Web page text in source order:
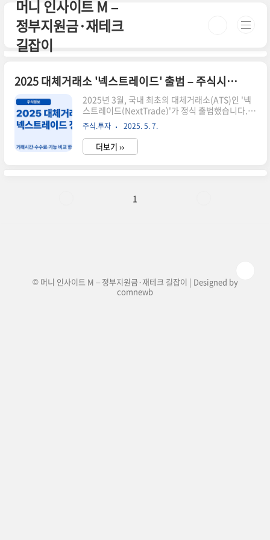
본문 바로가기
머니 인사이트 M –
정부지원금·재테크
길잡이
2025 대체거래소 '넥스트레이드' 출범 – 주식시장에 불어올 변화
2025년 3월, 국내 최초의 대체거래소(ATS)인 '넥
스트레이드(NextTrade)'가 정식 출범했습니다.
기존의 한국거래소(KRX) 중심의 시장에 새로운 경
쟁자가 등장한 것이죠. 과연 이 변화는 투자자에게
어떤 기회를 줄까요? 오늘은 넥스트레이드의 주요
특징과 기대 효과를 자세히 알려드립니다.🚀 넥스
수수료 – 기존 KRX보다 거래 수수료 인하📊 기존
주식.투자 2025. 5. 7.
더보기 ››
1
© 머니 인사이트 M – 정부지원금·재테크 길잡이 | Designed by
comnewb